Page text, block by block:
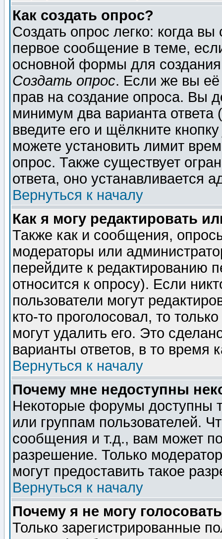
Как создать опрос?
Создать опрос легко: когда
первое сообщение в теме,
основной формы для
Создать опрос. Если же вы её
прав на создание опроса. Вы
минимум два варианта ответа
введите его и щёлкните
можете установить лимит
опрос. Также существует
ответа, оно устанавливается
Вернуться к началу
Как я могу редактировать
Также как и сообщения,
модераторы или
перейдите к редактированию
относится к опросу). Если
пользователи могут
кто-то проголосовал, то
могут удалить его. Это
варианты ответов, в то время
Вернуться к началу
Почему мне недоступны
Некоторые форумы доступны
или группам пользователей.
сообщения и т.д., вам может
разрешение. Только
могут предоставить такое
Вернуться к началу
Почему я не могу
Только зарегистрированные